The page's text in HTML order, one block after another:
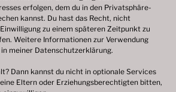
erfolgen, dem du in den Privatsphäre-
kannst. Du hast das Recht, nicht
zu einem späteren Zeitpunkt zu
Weitere Informationen zur Verwendung
meiner Datenschutzerklärung.
Dann kannst du nicht in optionale Services
Eltern oder Erziehungsberechtigten bitten,
Datenschutzerklärung
EU|Impressum